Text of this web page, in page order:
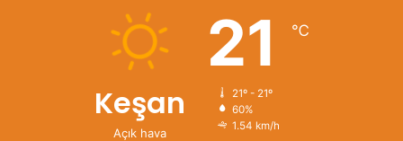
Keşan
Açık hava
21 ℃
21º - 21º
60%
1.54 km/h